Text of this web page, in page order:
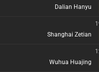
Dalian Hanyu
Shanghai Zetian
Wuhua Huajing